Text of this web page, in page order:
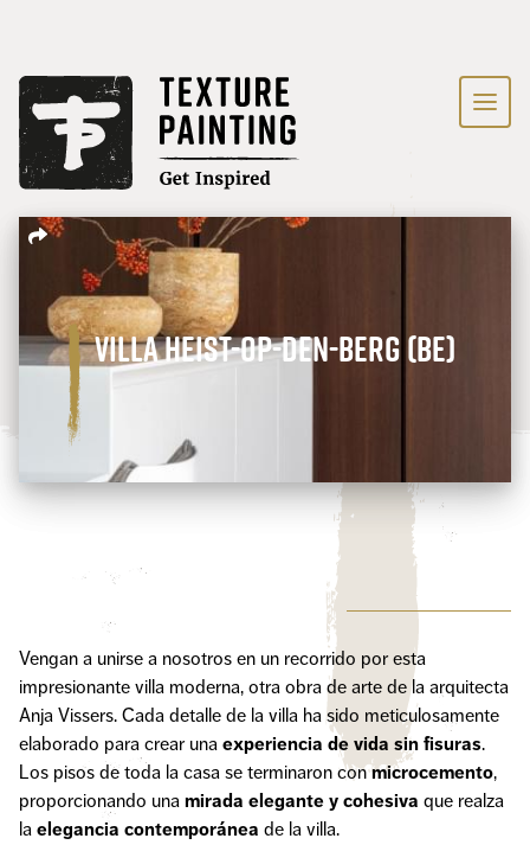
Villa Heist-op-den-Berg (BE)
Vengan a unirse a nosotros en un recorrido por esta
impresionante villa moderna, otra obra de arte de la arquitecta
Anja Vissers. Cada detalle de la villa ha sido meticulosamente
elaborado para crear una experiencia de vida sin fisuras.
Los pisos de toda la casa se terminaron conmicrocemento,
proporcionando una mirada elegante y cohesiva que realza
la elegancia contemporánea de la villa.